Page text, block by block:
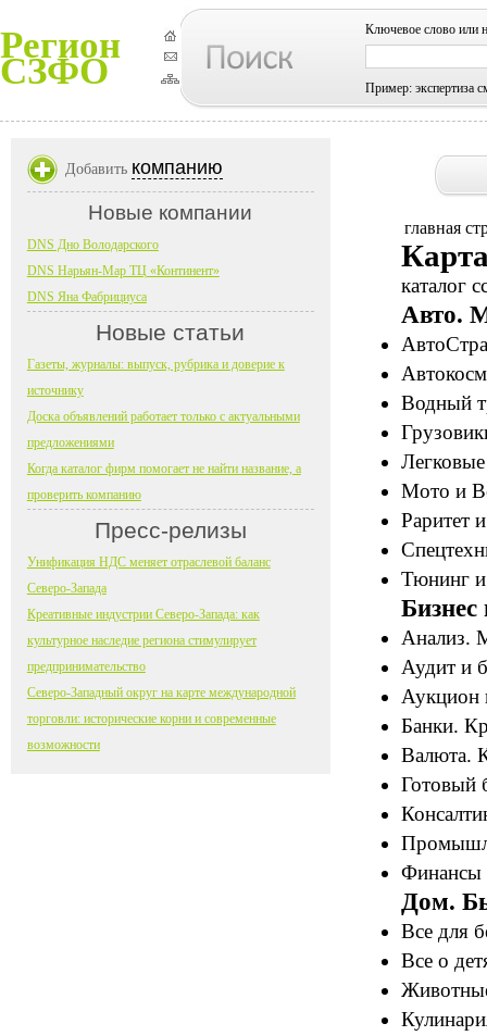
Регион
СЗФО
Ключевое слово или
Пример: экспертиза
главная
каталог
Авто.
Водный
Мото и
Раритет
Тюнинг
Анализ.
Аудит и
Аукцион
Банки.
Валюта.
Готовый
Финансы
Дом.
Все для
Все о
Добавить компанию
Новые компании
DNS Дно Володарского
DNS Нарьян-Мар ТЦ «Континент»
DNS Яна Фабрициуса
Новые статьи
Газеты, журналы: выпуск, рубрика и доверие к
источнику
Доска объявлений работает только с актуальными
предложениями
Когда каталог фирм помогает не найти название, а
проверить компанию
Пресс-релизы
Унификация НДС меняет отраслевой баланс
Северо-Запада
Креативные индустрии Северо-Запада: как
культурное наследие региона стимулирует
предпринимательство
Северо-Западный округ на карте международной
торговли: исторические корни и современные
возможности